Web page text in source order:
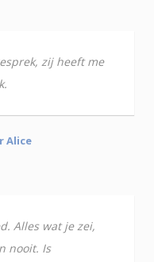
zij heeft me
Alice
Alles wat je zei,
nooit. Is